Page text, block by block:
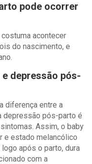
pode ocorrer
acontecer
do nascimento, e
depressão pós-
diferença entre a
depressão pós-parto é
Assim, o baby
e estado melancólico
após o parto, dura
com a